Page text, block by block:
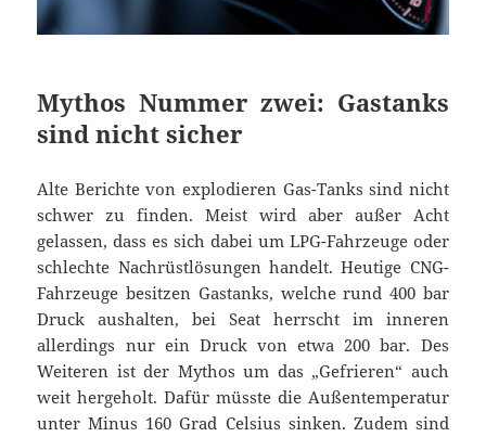
Mythos Nummer zwei: Gastanks
sind nicht sicher
Alte Berichte von explodieren Gas-Tanks sind nicht
schwer zu finden. Meist wird aber außer Acht
gelassen, dass es sich dabei um LPG-Fahrzeuge oder
schlechte Nachrüstlösungen handelt. Heutige CNG-
Fahrzeuge besitzen Gastanks, welche rund 400 bar
Druck aushalten, bei Seat herrscht im inneren
allerdings nur ein Druck von etwa 200 bar. Des
Weiteren ist der Mythos um das „Gefrieren“ auch
weit hergeholt. Dafür müsste die Außentemperatur
unter Minus 160 Grad Celsius sinken. Zudem sind